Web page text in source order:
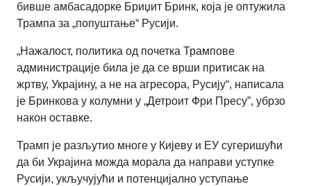
бивше амбасадорке Бриџит Бринк, која је оптужила
Трампа за „попуштање“ Русији.
„Нажалост, политика од почетка Трампове
администрације била је да се врши притисак на
жртву, Украјину, а не на агресора, Русију“, написала
је Бринкова у колумни у „Детроит Фри Пресу”, убрзо
након оставке.
Трамп је разљутио многе у Кијеву и ЕУ сугеришући
да би Украјина можда морала да направи уступке
Русији, укључујући и потенцијално уступање